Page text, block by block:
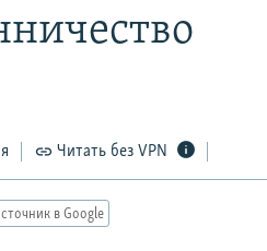
Читать без VPN
в Google